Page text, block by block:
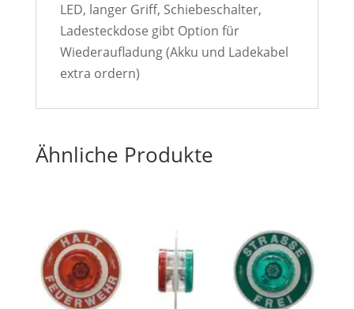
LED, langer Griff, Schiebeschalter,
Ladesteckdose gibt Option für
Wiederaufladung (Akku und Ladekabel
extra ordern)
Ähnliche Produkte